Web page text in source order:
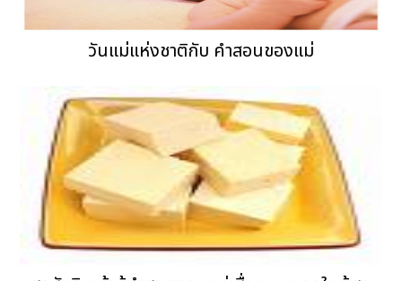
วันแม่แห่งชาติกับ คำสอนของแม่